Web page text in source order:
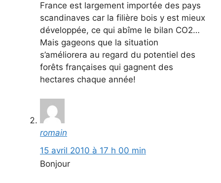
France est largement importée des pays
scandinaves car la filière bois y est mieux
développée, ce qui abîme le bilan CO2…
Mais gageons que la situation
s’améliorera au regard du potentiel des
forêts françaises qui gagnent des
hectares chaque année!
romain
15 avril 2010 à 17 h 00 min
Bonjour